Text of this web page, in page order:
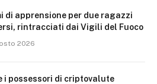
di apprensione per due ragazzi
rintracciati dai Vigili del Fuoco
2026
i possessori di criptovalute